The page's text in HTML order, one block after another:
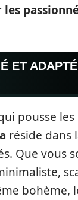
ET
pousse les
réside dans
Que vous
bohème,